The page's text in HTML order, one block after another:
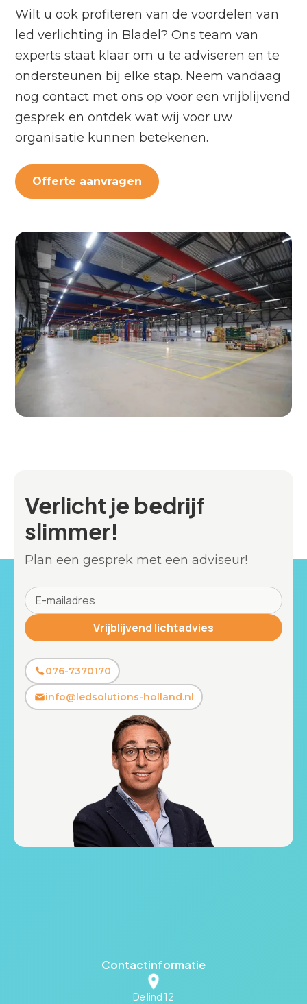
Wilt u ook profiteren van de voordelen van
led verlichting in Bladel? Ons team van
experts staat klaar om u te adviseren en te
ondersteunen bij elke stap. Neem vandaag
nog contact met ons op voor een vrijblijvend
gesprek en ontdek wat wij voor uw
organisatie kunnen betekenen.
Offerte aanvragen
Verlicht je bedrijf
slimmer!
Plan een gesprek met een adviseur!
076-7370170
info@ledsolutions-holland.nl
Contactinformatie
De lind 12